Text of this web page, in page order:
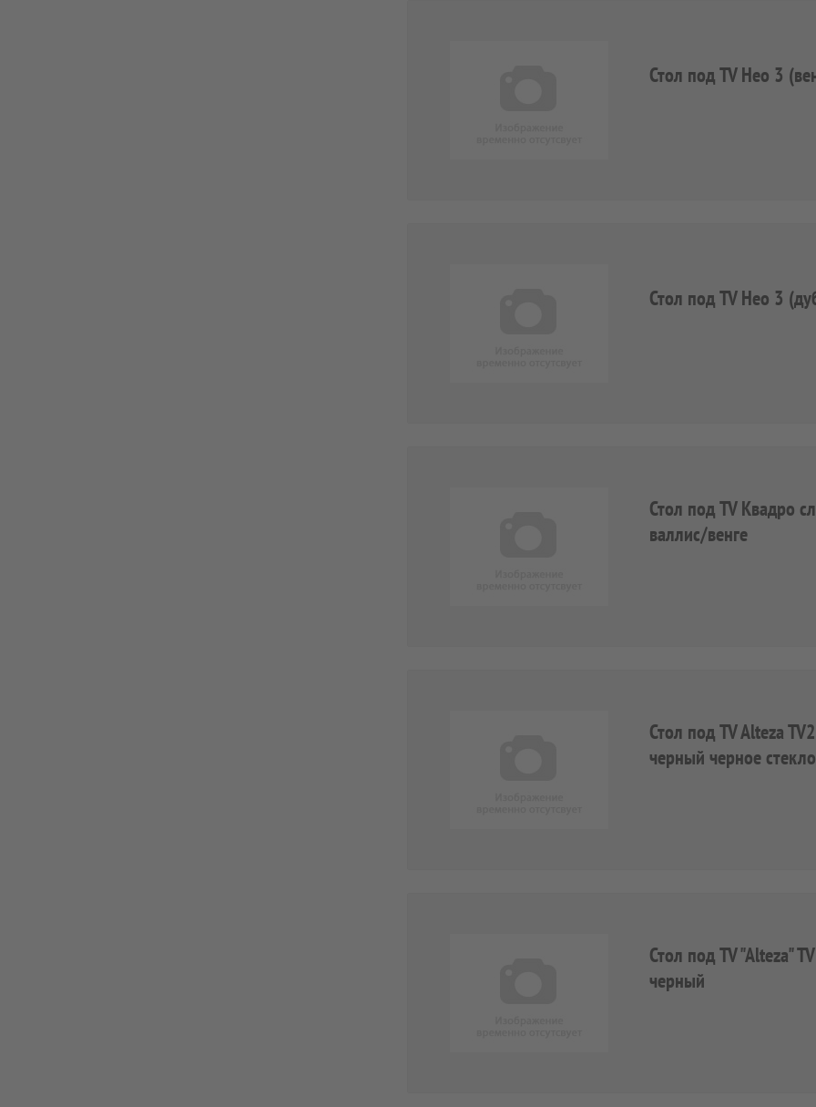
Стол под TV Нео 3
Стол под TV Нео 3
Стол под TV Квадро
валлис/венге
Стол под TV Alteza
черный черное стекло
Стол под TV "Alteza"
черный